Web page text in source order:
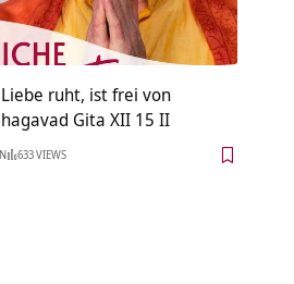
ruht, ist frei von
Gita XII 15 II
633 VIEWS